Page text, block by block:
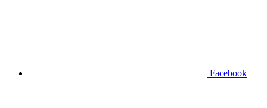
Facebook